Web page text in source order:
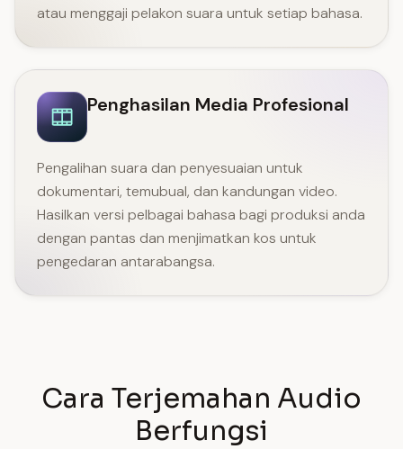
atau menggaji pelakon suara untuk setiap bahasa.
Penghasilan Media Profesional
Pengalihan suara dan penyesuaian untuk
dokumentari, temubual, dan kandungan video.
Hasilkan versi pelbagai bahasa bagi produksi anda
dengan pantas dan menjimatkan kos untuk
pengedaran antarabangsa.
Cara Terjemahan Audio
Berfungsi